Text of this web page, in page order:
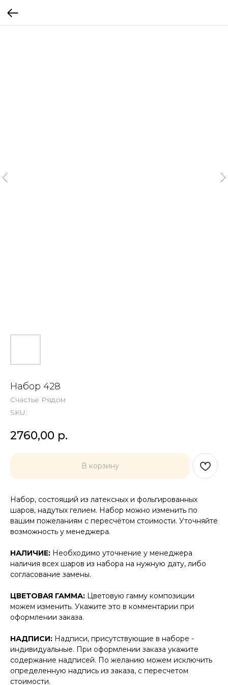
Набор 428
Счастье Рядом
SKU:
2760,00 р.
В корзину
Набор, состоящий из латексных и фольгированных
шаров, надутых гелием. Набор можно изменить по
вашим пожеланиям с пересчётом стоимости. Уточняйте
возможность у менеджера.
НАЛИЧИЕ: Необходимо уточнение у менеджера
наличия всех шаров из набора на нужную дату, либо
согласование замены.
ЦВЕТОВАЯ ГАММА: Цветовую гамму композиции
можем изменить. Укажите это в комментарии при
оформлении заказа.
НАДПИСИ: Надписи, присутствующие в наборе -
индивидуальные. При оформлении заказа укажите
содержание надписей. По желанию можем исключить
определенную надпись из заказа, с пересчетом
стоимости.